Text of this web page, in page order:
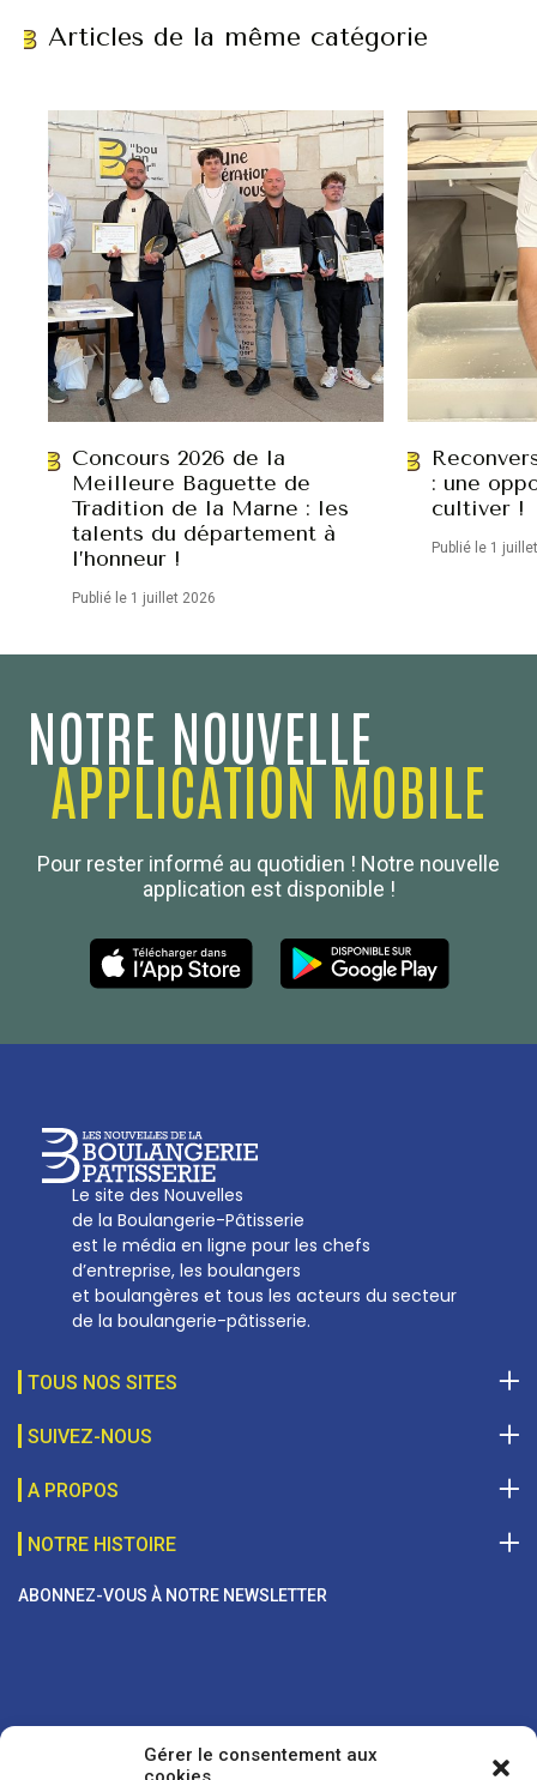
Gérer le consentement aux
Articles de la même catégorie
Concours 2026 de la
Meilleure Baguette de
Tradition de la Marne : les
talents du département à
l’honneur !
Publié le 1 juillet 2026
: une
cultiver !
Publié le 1
NOTRE NOUVELLE
APPLICATION MOBILE
Pour rester informé au quotidien ! Notre nouvelle
application est disponible !
Le site des Nouvelles
de la Boulangerie-Pâtisserie
est le média en ligne pour les chefs
d’entreprise, les boulangers
et boulangères et tous les acteurs du secteur
de la boulangerie-pâtisserie.
TOUS NOS SITES
Boulanger de France
SUIVEZ-NOUS
A PROPOS
Les Nouvelles de la Boulangerie-Pâtisserie Française
27, av d’Eylau - 75782 Paris Cédex 16
01 53 70 16 25
NOTRE HISTOIRE
ABONNEZ-VOUS À NOTRE NEWSLETTER